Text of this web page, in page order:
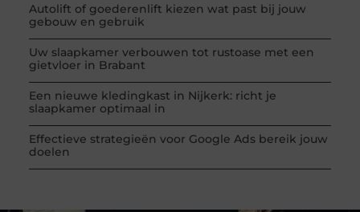
Autolift of goederenlift kiezen wat past bij jouw
gebouw en gebruik
Uw slaapkamer verbouwen tot rustoase met een
gietvloer in Brabant
Een nieuwe kledingkast in Nijkerk: richt je
slaapkamer optimaal in
Effectieve strategieën voor Google Ads bereik jouw
doelen